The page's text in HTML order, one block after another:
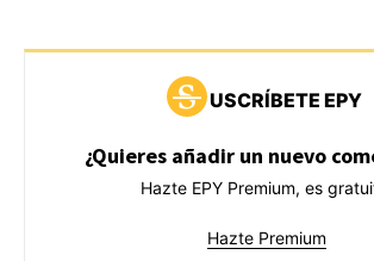
USCRÍBETE EPY
¿Quieres añadir un nuevo
Hazte EPY Premium, es
Hazte Premium